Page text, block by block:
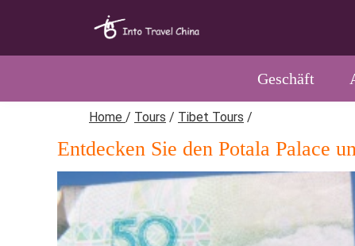
Geschäft
Home / Tours / Tibet Tours /
Entdecken Sie den Potala Palace